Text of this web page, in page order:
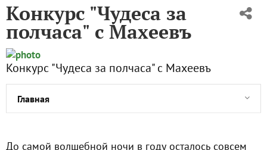
Конкурс "Чудеса за полчаса" с Махеевъ
Главная
Конкурс "Чудеса за
полчаса" с Махеевъ
До самой волшебной ночи в году осталось совсем